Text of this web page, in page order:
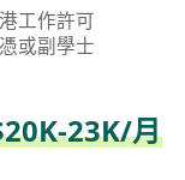
工作許可
或副學士
23K/月